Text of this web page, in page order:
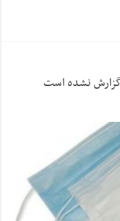
گزارش نشده است